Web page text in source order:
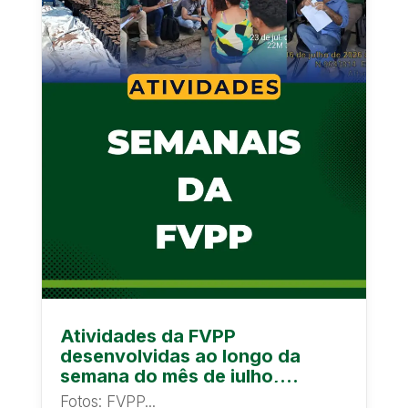
Atividades da FVPP
desenvolvidas ao longo da
semana do mês de julho,
promovendo assistência
Fotos: FVPP...